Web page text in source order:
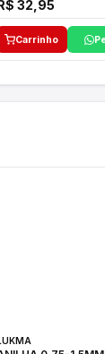
32,95
Carrinho